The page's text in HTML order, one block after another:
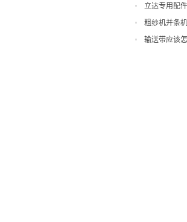
立达专用配件
粗纱机并条
输送带应该